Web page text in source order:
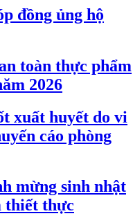
đồng ủng hộ
toàn thực phẩm
2026
xuất huyết do vi
cáo phòng
mừng sinh nhật
thiết thực